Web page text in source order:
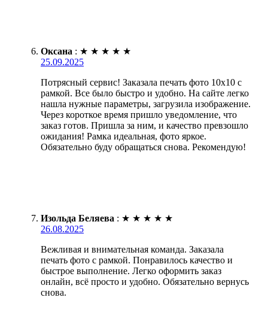
Оксана : ★ ★ ★ ★ ★
25.09.2025
Потрясный сервис! Заказала печать фото 10х10 с
рамкой. Все было быстро и удобно. На сайте легко
нашла нужные параметры, загрузила изображение.
Через короткое время пришло уведомление, что
заказ готов. Пришла за ним, и качество превзошло
ожидания! Рамка идеальная, фото яркое.
Обязательно буду обращаться снова. Рекомендую!
Изольда Беляева : ★ ★ ★ ★ ★
26.08.2025
Вежливая и внимательная команда. Заказала
печать фото с рамкой. Понравилось качество и
быстрое выполнение. Легко оформить заказ
онлайн, всё просто и удобно. Обязательно вернусь
снова.